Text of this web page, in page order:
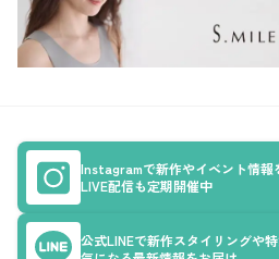
Instagramで新作やイベント情報
LIVE配信も定期開催中
公式LINEで新作スタイリングや